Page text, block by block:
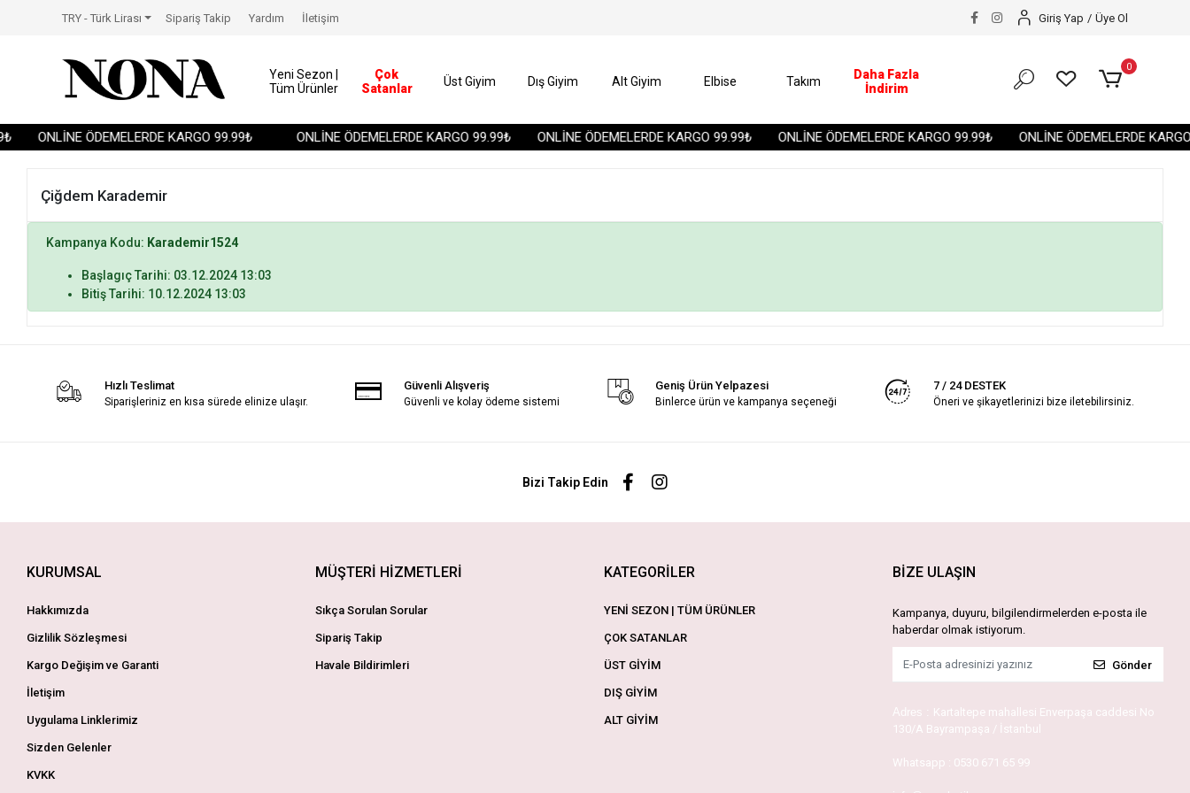
ONLİNE ÖDEMELERDE KARGO 99.99₺ ONLİNE ÖDEMELERDE KARGO 99.99₺ ONLİNE ÖDEMELERDE KARGO 99.99₺ ONLİNE ÖDEMELERDE KARGO 99.99₺ ONLİNE ÖDEMELERDE
TRY - Türk Lirası Sipariş Takip Yardım İletişim Giriş Yap / Üye Ol
Yeni Sezon |
Tüm Ürünler
Çok
Satanlar
Üst Giyim Dış Giyim Alt Giyim Elbise Takım
Daha Fazla
İndirim
0
Çiğdem Karademir
Kampanya Kodu: Karademir1524
Başlagıç Tarihi: 03.12.2024 13:03
Bitiş Tarihi: 10.12.2024 13:03
Hızlı Teslimat
Siparişleriniz en kısa sürede elinize ulaşır.
Güvenli Alışveriş
Güvenli ve kolay ödeme sistemi
Geniş Ürün Yelpazesi
Binlerce ürün ve kampanya seçeneği
7 / 24 DESTEK
Öneri ve şikayetlerinizi bize iletebilirsiniz.
Bizi Takip Edin
KURUMSAL
Hakkımızda
Gizlilik Sözleşmesi
Kargo Değişim ve Garanti
İletişim
Uygulama Linklerimiz
Sizden Gelenler
KVKK
MÜŞTERİ HİZMETLERİ
Sıkça Sorulan Sorular
Sipariş Takip
Havale Bildirimleri
KATEGORİLER
YENİ SEZON | TÜM ÜRÜNLER
ÇOK SATANLAR
ÜST GİYİM
DIŞ GİYİM
ALT GİYİM
BİZE ULAŞIN
Kampanya, duyuru, bilgilendirmelerden e-posta ile
haberdar olmak istiyorum.
Gönder
Adres : Kartaltepe mahallesi Enverpaşa caddesi No
130/A Bayrampaşa / İstanbul
Whatsapp : 0530 671 65 99